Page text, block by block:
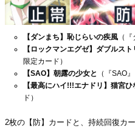
【ダンまち】恥じらいの疾風 （
【ロックマンエグゼ】ダブルスト
限定カード）
【SAO】朝露の少女と
（『SAO
【最高にハイ!!!エナドリ】猫宮ひ
ド）
2枚の【防】カードと、持続回復カ